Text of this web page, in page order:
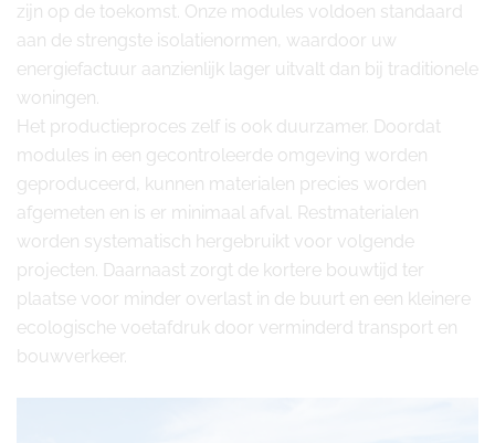
zijn op de toekomst. Onze modules voldoen standaard
aan de strengste isolatienormen, waardoor uw
energiefactuur aanzienlijk lager uitvalt dan bij traditionele
woningen.
Het productieproces zelf is ook duurzamer. Doordat
modules in een gecontroleerde omgeving worden
geproduceerd, kunnen materialen precies worden
afgemeten en is er minimaal afval. Restmaterialen
worden systematisch hergebruikt voor volgende
projecten. Daarnaast zorgt de kortere bouwtijd ter
plaatse voor minder overlast in de buurt en een kleinere
ecologische voetafdruk door verminderd transport en
bouwverkeer.